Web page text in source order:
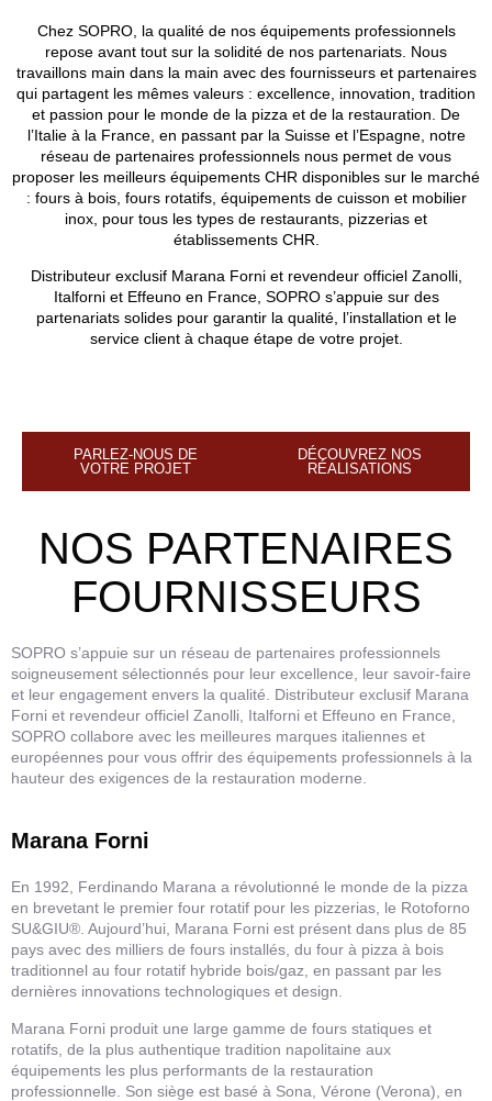
Chez SOPRO, la qualité de nos équipements professionnels
repose avant tout sur la solidité de nos partenariats. Nous
travaillons main dans la main avec des fournisseurs et partenaires
qui partagent les mêmes valeurs : excellence, innovation, tradition
et passion pour le monde de la pizza et de la restauration. De
l’Italie à la France, en passant par la Suisse et l’Espagne, notre
réseau de partenaires professionnels nous permet de vous
proposer les meilleurs équipements CHR disponibles sur le marché
: fours à bois, fours rotatifs, équipements de cuisson et mobilier
inox, pour tous les types de restaurants, pizzerias et
établissements CHR.
Distributeur exclusif Marana Forni et revendeur officiel Zanolli,
Italforni et Effeuno en France, SOPRO s’appuie sur des
partenariats solides pour garantir la qualité, l’installation et le
service client à chaque étape de votre projet.
PARLEZ-NOUS DE
VOTRE PROJET
DÉCOUVREZ NOS
RÉALISATIONS
NOS PARTENAIRES
FOURNISSEURS
SOPRO s’appuie sur un réseau de partenaires professionnels
soigneusement sélectionnés pour leur excellence, leur savoir-faire
et leur engagement envers la qualité. Distributeur exclusif Marana
Forni et revendeur officiel Zanolli, Italforni et Effeuno en France,
SOPRO collabore avec les meilleures marques italiennes et
européennes pour vous offrir des équipements professionnels à la
hauteur des exigences de la restauration moderne.
Marana Forni
En 1992, Ferdinando Marana a révolutionné le monde de la pizza
en brevetant le premier four rotatif pour les pizzerias, le Rotoforno
SU&GIU®. Aujourd’hui, Marana Forni est présent dans plus de 85
pays avec des milliers de fours installés, du four à pizza à bois
traditionnel au four rotatif hybride bois/gaz, en passant par les
dernières innovations technologiques et design.
Marana Forni produit une large gamme de fours statiques et
rotatifs, de la plus authentique tradition napolitaine aux
équipements les plus performants de la restauration
professionnelle. Son siège est basé à Sona, Vérone (Verona), en